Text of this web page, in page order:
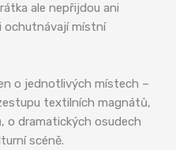
ale nepřijdou ani
ochutnávají místní
o jednotlivých místech –
textilních magnátů,
o dramatických osudech
scéně.